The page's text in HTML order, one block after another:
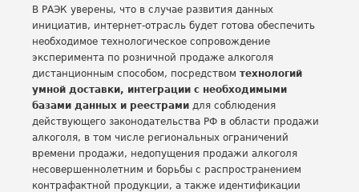
В РАЭК уверены, что в случае развития данных
инициатив, интернет-отрасль будет готова обеспечить
необходимое технологическое сопровождение
эксперимента по розничной продаже алкоголя
дистанционным способом, посредством технологий
умной доставки, интеграции с необходимыми
базами данных и реестрами для соблюдения
действующего законодательства РФ в области продажи
алкоголя, в том числе региональных ограничений
времени продажи, недопущения продажи алкоголя
несовершеннолетним и борьбы с распространением
контрафактной продукции, а также идентификации